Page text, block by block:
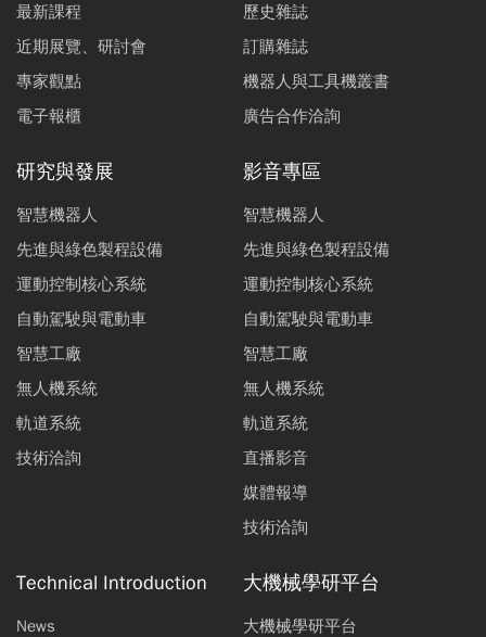
最新課程
近期展覽、研討會
專家觀點
電子報櫃
歷史雜誌
訂購雜誌
機器人與工具機叢書
廣告合作洽詢
研究與發展
智慧機器人
先進與綠色製程設備
運動控制核心系統
自動駕駛與電動車
智慧工廠
無人機系統
軌道系統
技術洽詢
影音專區
智慧機器人
先進與綠色製程設備
運動控制核心系統
自動駕駛與電動車
智慧工廠
無人機系統
軌道系統
直播影音
媒體報導
技術洽詢
Technical Introduction
News
大機械學研平台
大機械學研平台